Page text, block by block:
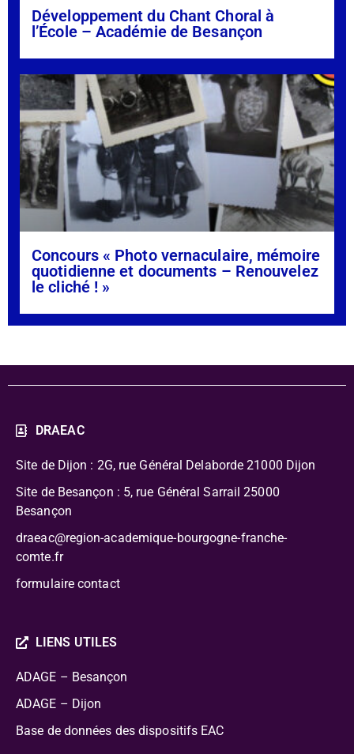
Développement du Chant Choral à
l’École – Académie de Besançon
Concours « Photo vernaculaire, mémoire
quotidienne et documents – Renouvelez
le cliché ! »
DRAEAC
Site de Dijon : 2G, rue Général Delaborde 21000 Dijon
Site de Besançon : 5, rue Général Sarrail 25000
Besançon
draeac@region-academique-bourgogne-franche-
comte.fr
formulaire contact
LIENS UTILES
ADAGE – Besançon
ADAGE – Dijon
Base de données des dispositifs EAC